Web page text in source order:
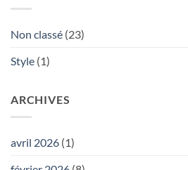
Non classé (23)
Style (1)
ARCHIVES
avril 2026 (1)